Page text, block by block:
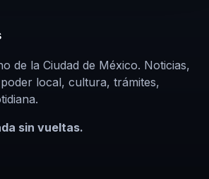
de la Ciudad de México. Noticias,
local, cultura, trámites,
sin vueltas.